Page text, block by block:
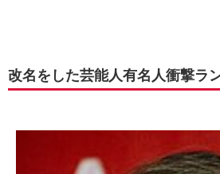
改名をした芸能人有名人衝撃ラ